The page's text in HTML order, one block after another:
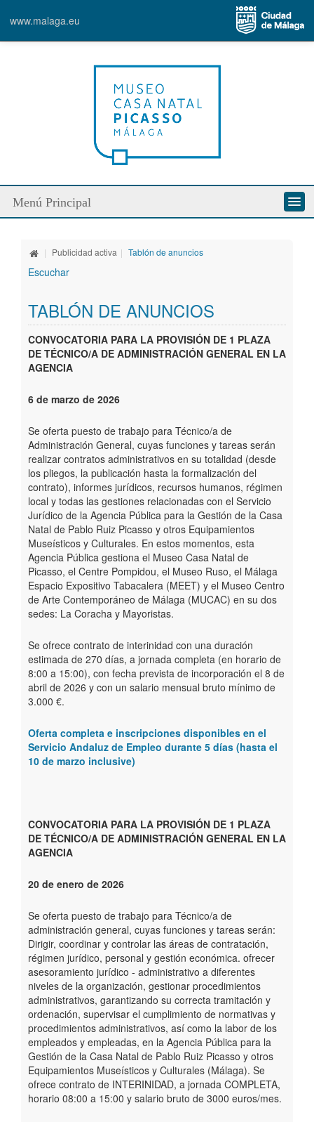
www.malaga.eu
Menú Principal
Publicidad activa
Derecho a la información
Contacto
| Publicidad activa | Tablón de anuncios
Escuchar
TABLÓN DE ANUNCIOS
CONVOCATORIA PARA LA PROVISIÓN DE 1 PLAZA
DE TÉCNICO/A DE ADMINISTRACIÓN GENERAL EN LA
AGENCIA
6 de marzo de 2026
Se oferta puesto de trabajo para Técnico/a de
Administración General, cuyas funciones y tareas serán
realizar contratos administrativos en su totalidad (desde
los pliegos, la publicación hasta la formalización del
contrato), informes jurídicos, recursos humanos, régimen
local y todas las gestiones relacionadas con el Servicio
Jurídico de la Agencia Pública para la Gestión de la Casa
Natal de Pablo Ruiz Picasso y otros Equipamientos
Museísticos y Culturales. En estos momentos, esta
Agencia Pública gestiona el Museo Casa Natal de
Picasso, el Centre Pompidou, el Museo Ruso, el Málaga
Espacio Expositivo Tabacalera (MEET) y el Museo Centro
de Arte Contemporáneo de Málaga (MUCAC) en su dos
sedes: La Coracha y Mayoristas.
Se ofrece contrato de interinidad con una duración
estimada de 270 días, a jornada completa (en horario de
8:00 a 15:00), con fecha prevista de incorporación el 8 de
abril de 2026 y con un salario mensual bruto mínimo de
3.000 €.
Oferta completa e inscripciones disponibles en el
Servicio Andaluz de Empleo durante 5 días (hasta el
10 de marzo inclusive)
CONVOCATORIA PARA LA PROVISIÓN DE 1 PLAZA
DE TÉCNICO/A DE ADMINISTRACIÓN GENERAL EN LA
AGENCIA
20 de enero de 2026
Se oferta puesto de trabajo para Técnico/a de
administración general, cuyas funciones y tareas serán:
Dirigir, coordinar y controlar las áreas de contratación,
régimen jurídico, personal y gestión económica. ofrecer
asesoramiento jurídico - administrativo a diferentes
niveles de la organización, gestionar procedimientos
administrativos, garantizando su correcta tramitación y
ordenación, supervisar el cumplimiento de normativas y
procedimientos administrativos, así como la labor de los
empleados y empleadas, en la Agencia Pública para la
Gestión de la Casa Natal de Pablo Ruiz Picasso y otros
Equipamientos Museísticos y Culturales (Málaga). Se
ofrece contrato de INTERINIDAD, a jornada COMPLETA,
horario 08:00 a 15:00 y salario bruto de 3000 euros/mes.